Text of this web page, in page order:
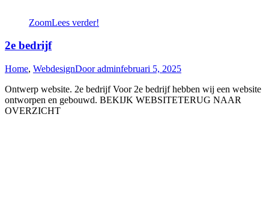
ZoomLees verder!
2e bedrijf
Home, WebdesignDooradminfebruari 5, 2025
Ontwerp website. 2e bedrijf Voor 2e bedrijf hebben wij een website
ontworpen en gebouwd. BEKIJK WEBSITETERUG NAAR
OVERZICHT